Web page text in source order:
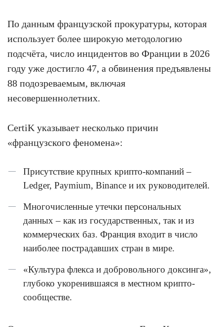
По данным французской прокуратуры, которая
использует более широкую методологию
подсчёта, число инцидентов во Франции в 2026
году уже достигло 47, а обвинения предъявлены
88 подозреваемым, включая
несовершеннолетних.
CertiK указывает несколько причин
«французского феномена»:
Присутствие крупных крипто-компаний –
Ledger, Paymium, Binance и их руководителей.
Многочисленные утечки персональных
данных – как из государственных, так и из
коммерческих баз. Франция входит в число
наиболее пострадавших стран в мире.
«Культура флекса и добровольного доксинга»,
глубоко укоренившаяся в местном крипто-
сообществе.